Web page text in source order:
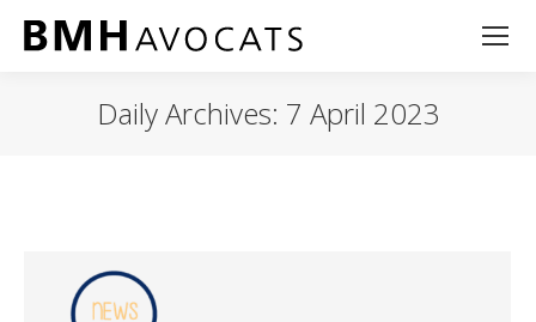
Daily Archives: 7 April 2023